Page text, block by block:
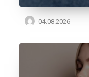
04.08.2026